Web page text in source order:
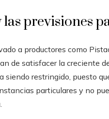
previsiones
a productores como
de satisfacer la creciente
siendo restringido, puesto
particulares y no